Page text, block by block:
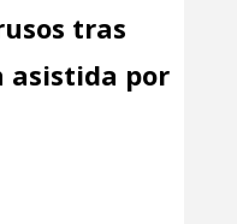
tras
asistida por